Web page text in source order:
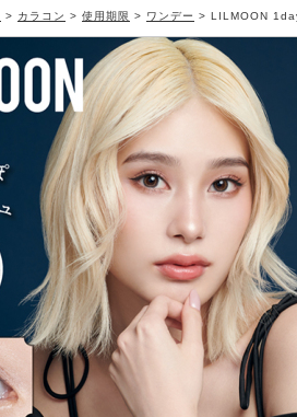
> カラコン > 使用期限 > ワンデー > LILMOON